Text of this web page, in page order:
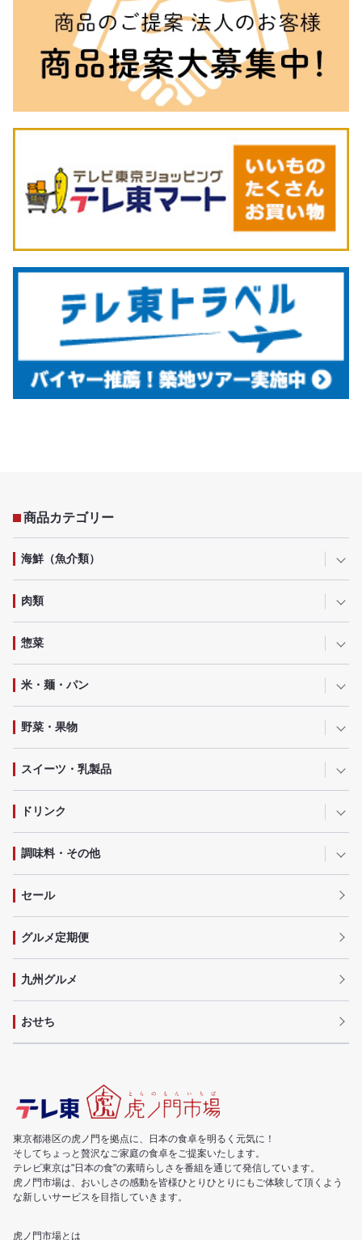
商品カテゴリー
海鮮（魚介類）
肉類
惣菜
米・麺・パン
野菜・果物
スイーツ・乳製品
ドリンク
調味料・その他
セール
グルメ定期便
九州グルメ
おせち
東京都港区の虎ノ門を拠点に、日本の食卓を明るく元気に！
そしてちょっと贅沢なご家庭の食卓をご提案いたします。
テレビ東京は"日本の食"の素晴らしさを番組を通じて発信しています。
虎ノ門市場は、おいしさの感動を皆様ひとりひとりにもご体験して頂くよう
な新しいサービスを目指していきます。
虎ノ門市場とは